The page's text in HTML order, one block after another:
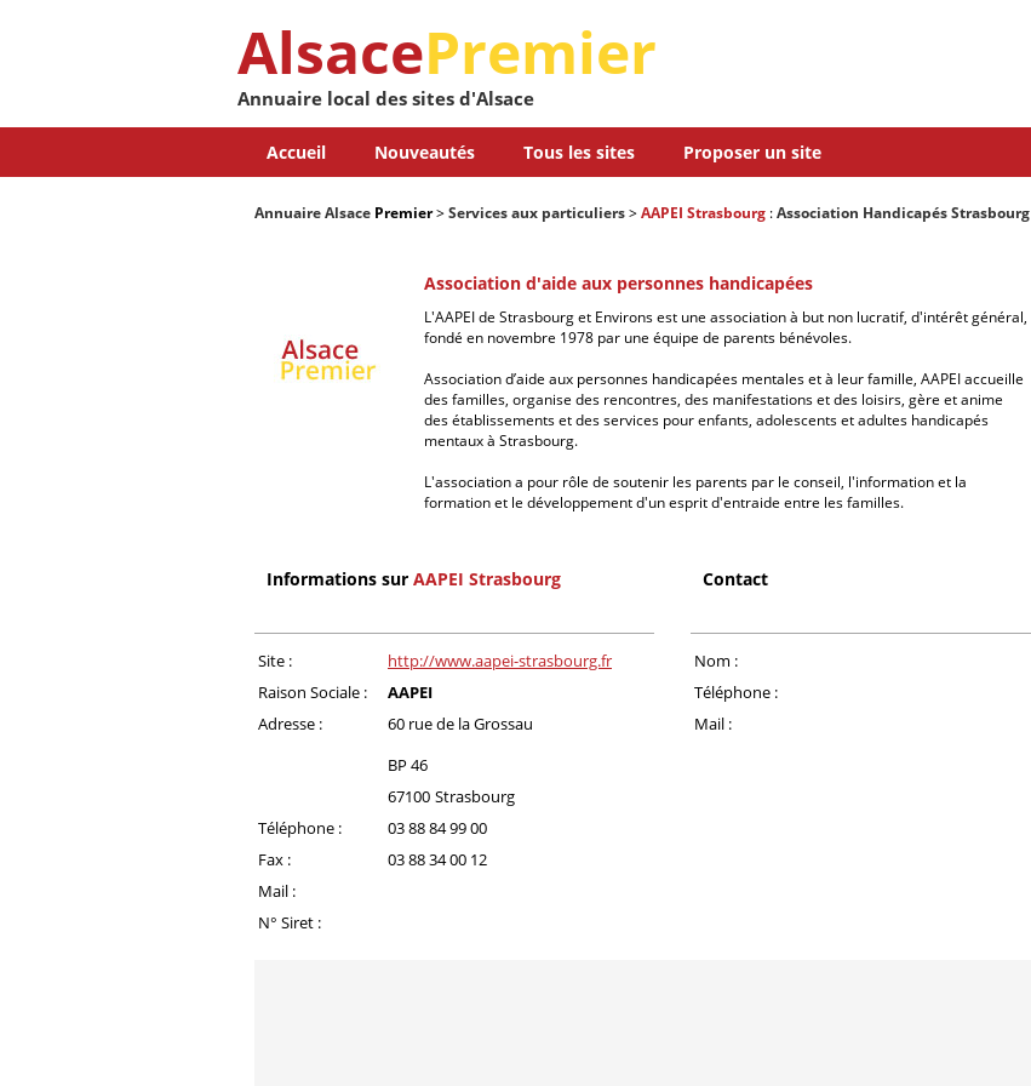
AlsacePremier
Annuaire local des sites d'Alsace
Accueil Nouveautés Tous les sites Proposer un site
Annuaire Alsace Premier>Services aux particuliers>AAPEI Strasbourg :Association Handicapés Strasbourg
Association d'aide aux personnes handicapées
L'AAPEI de Strasbourg et Environs est une association à but non lucratif, d'intérêt général,
fondé en novembre 1978 par une équipe de parents bénévoles.
Association d’aide aux personnes handicapées mentales et à leur famille, AAPEI accueille
des familles, organise des rencontres, des manifestations et des loisirs, gère et anime
des établissements et des services pour enfants, adolescents et adultes handicapés
mentaux à Strasbourg.
L'association a pour rôle de soutenir les parents par le conseil, l'information et la
formation et le développement d'un esprit d'entraide entre les familles.
Informations sur AAPEI Strasbourg Contact
Site :
http://www.aapei-strasbourg.fr
Raison Sociale :
AAPEI
Adresse :
60 rue de la Grossau
BP 46
67100 Strasbourg
Téléphone :
03 88 84 99 00
Fax :
03 88 34 00 12
Mail :
N° Siret :
Nom :
Téléphone :
Mail :